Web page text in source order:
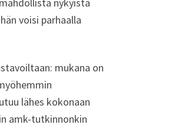
nykyistä
voisi parhaalla
mukana on
lähes kokonaan
amk-tutkinnonkin